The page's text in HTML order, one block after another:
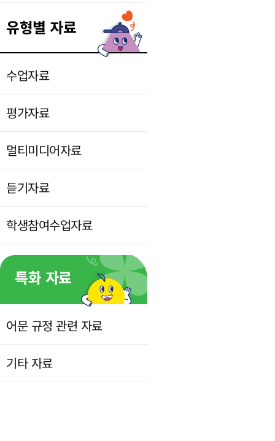
유형별 자료
수업자료
평가자료
멀티미디어자료
듣기자료
학생참여수업자료
특화 자료
어문 규정 관련 자료
기타 자료